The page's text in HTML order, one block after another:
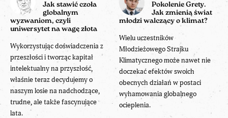
Jak stawić czoła
globalnym
wyzwaniom, czyli
uniwersytet na wagę złota
Wykorzystując doświadczenia z
przeszłości i tworząc kapitał
intelektualny na przyszłość,
właśnie teraz decydujemy o
naszym losie na nadchodzące,
trudne, ale także fascynujące
lata.
Pokolenie Grety.
Jak zmienią świat
młodzi walczący o klimat?
Wielu uczestników
Młodzieżowego Strajku
Klimatycznego może nawet nie
doczekać efektów swoich
obecnych działań w postaci
wyhamowania globalnego
ocieplenia.